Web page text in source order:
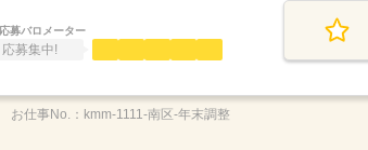
応募バロメーター
応募集中!
お仕事No.： kmm-1111-南区-年末調整